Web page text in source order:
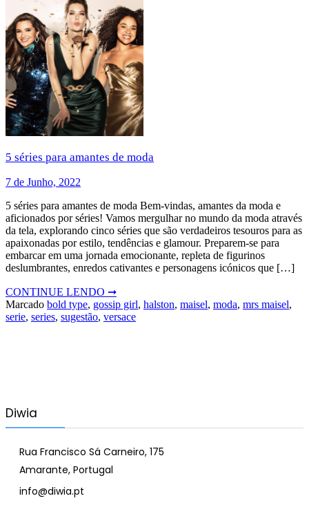
5 séries para amantes de moda
7 de Junho, 2022
5 séries para amantes de moda Bem-vindas, amantes da moda e
aficionados por séries! Vamos mergulhar no mundo da moda através
da tela, explorando cinco séries que são verdadeiros tesouros para as
apaixonadas por estilo, tendências e glamour. Preparem-se para
embarcar em uma jornada emocionante, repleta de figurinos
deslumbrantes, enredos cativantes e personagens icónicos que […]
CONTINUE LENDO ➞
Marcado bold type, gossip girl, halston, maisel, moda, mrs maisel,
serie, series, sugestão, versace
Diwia
Rua Francisco Sá Carneiro, 175
Amarante, Portugal
info@diwia.pt